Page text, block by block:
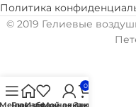
Политика
© 2019 Гелиевые
Главная
Избранное
Мой аккаунт
0
Заказ